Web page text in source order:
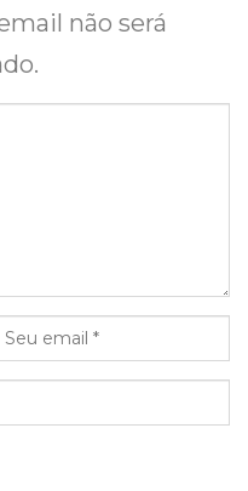
não será